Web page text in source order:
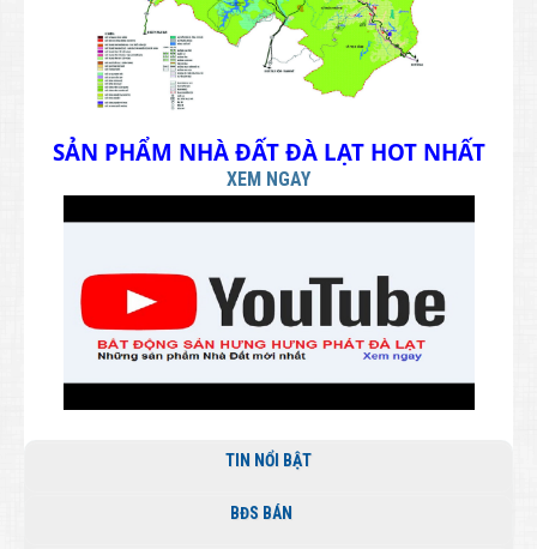
SẢN PHẨM NHÀ ĐẤT ĐÀ LẠT HOT NHẤT
XEM NGAY
TIN NỔI BẬT
BĐS BÁN